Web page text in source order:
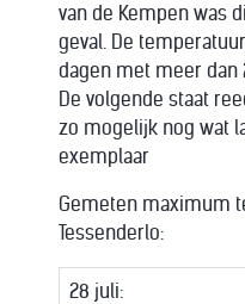
van de Kempen was
geval. De
dagen met meer dan
De volgende staat
zo mogelijk nog wat
exemplaar
Gemeten maximum
Tessenderlo:
28 juli: